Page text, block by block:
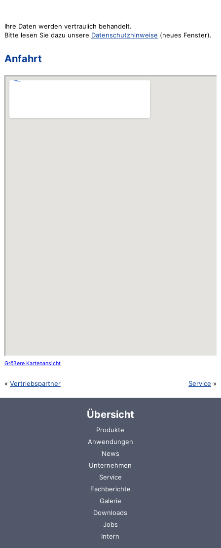
Ihre Daten werden vertraulich behandelt.
Bitte lesen Sie dazu unsere Datenschutzhinweise (neues Fenster).
Anfahrt
Größere Kartenansicht
Vertriebspartner Service
Übersicht
Navigation
Produkte
Anwendungen
News
Unternehmen
Service
Fachberichte
Galerie
Downloads
Jobs
Intern